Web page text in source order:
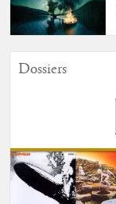
Dossiers